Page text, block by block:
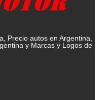
Precio autos en Argentina,
y Marcas y Logos de